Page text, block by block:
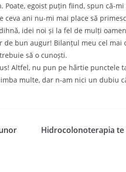
Poate, egoist puțin fiind, spun că-
ani nu-mi mai place să
idei noi și la fel de mulți
bun augur! Bilanțul meu cel mai
să o cunoști.
Altfel, nu pun pe hârtie punctele
multe, dar n-am nici un dubiu
Hidrocolonoterapia